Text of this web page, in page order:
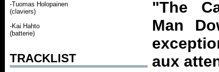
-Tuomas Holopainen
(claviers)
-Kai Hahto
(batterie)
TRACKLIST
"The
Man
aux